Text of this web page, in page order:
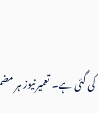
کی گئی ہے۔ تعمیرنیوز